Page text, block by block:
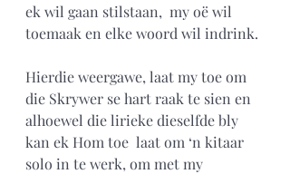
ek wil gaan stilstaan,  my oë wil
toemaak en elke woord wil indrink.
Hierdie weergawe, laat my toe om
die Skrywer se hart raak te sien en
alhoewel die lirieke dieselfde bly
kan ek Hom toe  laat om ‘n kitaar
solo in te werk, om met my